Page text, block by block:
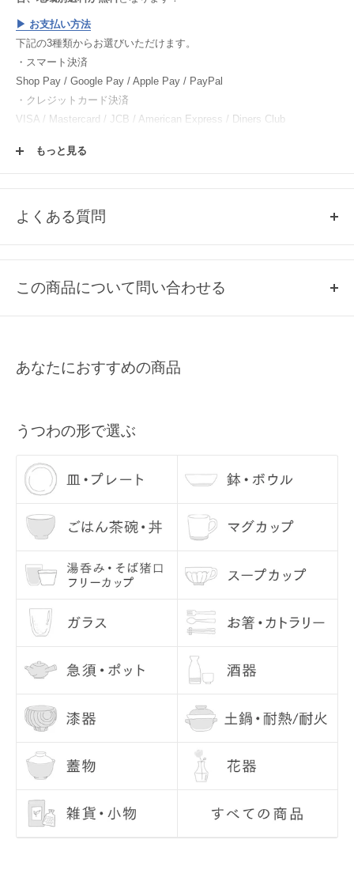
▶︎ お支払い方法
下記の3種類からお選びいただけます。
・スマート決済
Shop Pay / Google Pay / Apple Pay / PayPal
・クレジットカード決済
VISA / Mastercard / JCB / American Express / Diners Club
楽天ペイ / Paypay / メルペイ
▶︎ ご注文方法
もっと見る
よくある質問
い。
すので、あらかじめご了承ください。
い。
Q4, うつわを使う前に、どのようなお手入れをすれば良いですか？
うつわの底部分は、テーブルなどに傷が入らぬよう、あらかじめ当店
にて磨いてお届けしております。 ざらつきが気になるようでしたら、
サンドペーパーで少し磨いてからご使用ください。
お使いになる際には、一度うつわに水を含ませてあげてください。水
に通してあげることで、においや汚れを防いでくれます。 （特に汚れ
が気になる方は、水を張って気泡が出なくなるまで十分に水を吸わせ
がありますが、乾くと消えますので、ご安心ください。
基本的に、手洗いをおすすめしております。洗った後は、十分に乾燥
させてから収納してください。 金彩・銀彩・赤絵のうつわは、電子レ
ンジを使用しないようにしてください。
Q6, お届け日の指定はできますか？
配送日のご希望につきましては、注文日より7日目以降の日付でご指
定いただけます。 お時間、置き配指定も合わせてご利用いただけま
す。 ご指定なしの場合は、最短でお届けいたします。
詳しくはご利用ガイドの 配送日のご希望、商品のお届け日
をご覧くだ
さい。
この商品について問い合わせる
メールアドレス
お問い合わせ内容
あなたにおすすめの商品
うつわの形で選ぶ